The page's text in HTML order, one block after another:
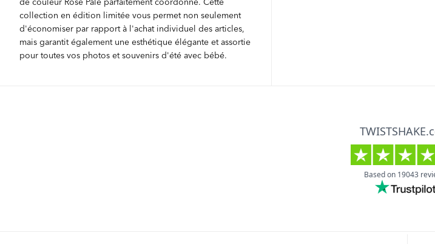
collection en édition limitée vous permet non seulement
d'économiser par rapport à l'achat individuel des articles,
mais garantit également une esthétique élégante et assortie
pour toutes vos photos et souvenirs d'été avec bébé.